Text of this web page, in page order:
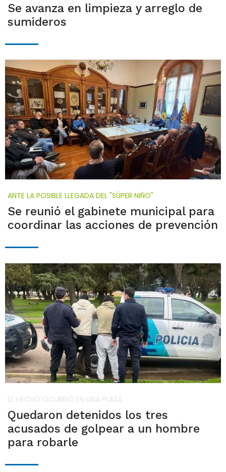
Se avanza en limpieza y arreglo de
sumideros
ANTE LA POSIBLE LLEGADA DEL "SÚPER NIÑO"
Se reunió el gabinete municipal para
coordinar las acciones de prevención
EL HECHO OCURRIÓ EN UNA PLAZA
Quedaron detenidos los tres
acusados de golpear a un hombre
para robarle